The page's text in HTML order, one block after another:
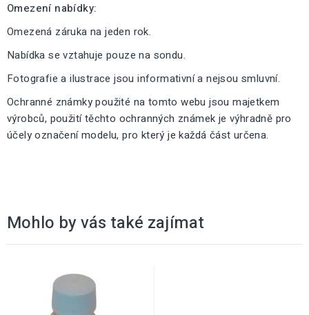
Omezení nabídky:
Omezená záruka na jeden rok.
Nabídka se vztahuje pouze na sondu.
Fotografie a ilustrace jsou informativní a nejsou smluvní.
Ochranné známky použité na tomto webu jsou majetkem
výrobců, použití těchto ochranných známek je výhradně pro
účely označení modelu, pro který je každá část určena.
Mohlo by vás také zajímat